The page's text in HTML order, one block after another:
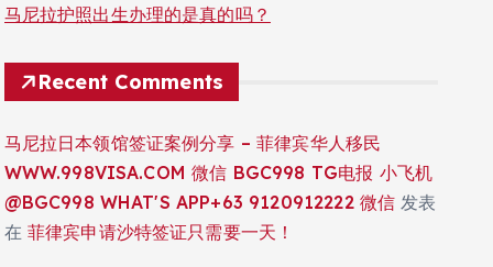
马尼拉护照出生办理的是真的吗？
Recent Comments
马尼拉日本领馆签证案例分享 – 菲律宾华人移民
WWW.998VISA.COM 微信 BGC998 TG电报 小飞机
@BGC998 WHAT'S APP+63 9120912222 微信 发表
在 菲律宾申请沙特签证只需要一天！